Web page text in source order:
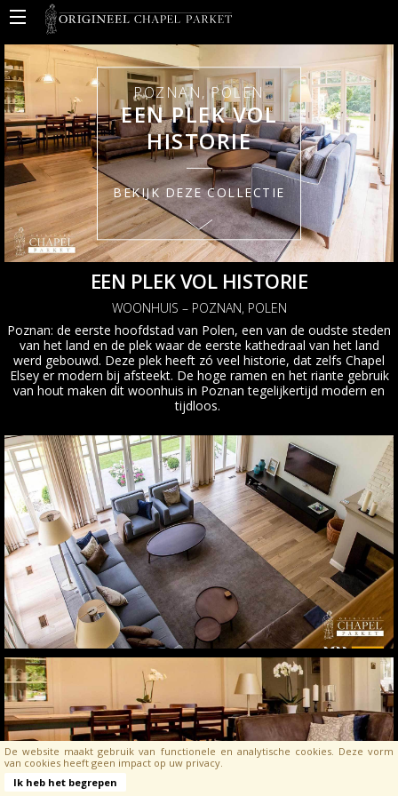
BACK
Onze producten
Collecties
Kleuren
Cassettes & patronen
Sorteringen
Speciale projecten
Maatwerk & extra's
BACK
Ons verhaal
Over Origineel Chapel
Milieubewust ondernemen
BACK
Praktische Informatie
Installatie
Onderhoud
Vloerverwarming en -koeling
Certificaten en labels
Technische documentatie
Inspiratiemagazine
BACK
Projecten
Commercieel
Wonen
POZNAN, POLEN
EEN PLEK VOL
HISTORIE
BEKIJK DEZE COLLECTIE
EEN PLEK VOL HISTORIE
WOONHUIS – POZNAN, POLEN
Poznan: de eerste hoofdstad van Polen, een van de oudste steden
van het land en de plek waar de eerste kathedraal van het land
werd gebouwd. Deze plek heeft zó veel historie, dat zelfs Chapel
Elsey er modern bij afsteekt. De hoge ramen en het riante gebruik
van hout maken dit woonhuis in Poznan tegelijkertijd modern en
tijdloos.
De website maakt gebruik van functionele en analytische cookies. Deze vorm
van cookies heeft geen impact op uw privacy.
Ik heb het begrepen